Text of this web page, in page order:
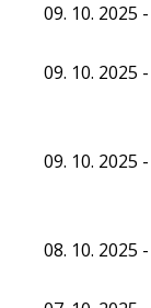
09. 10. 2025
09. 10. 2025
09. 10. 2025
08. 10. 2025